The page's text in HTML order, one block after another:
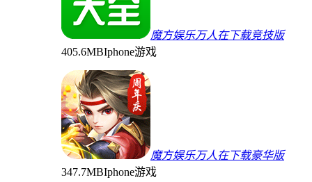
魔方娱乐万人在下载竞技版
405.6MBIphone游戏
魔方娱乐万人在下载豪华版
347.7MBIphone游戏